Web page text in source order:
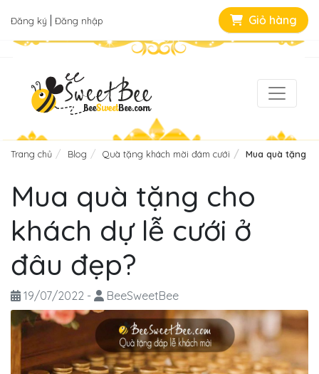
Đăng ký Đăng nhập Giỏ hàng
Trang chủ Blog Quà tặng khách mời đám cưới Mua quà tặng
Mua quà tặng cho
khách dự lễ cưới ở
đâu đẹp?
19/07/2022 - BeeSweetBee